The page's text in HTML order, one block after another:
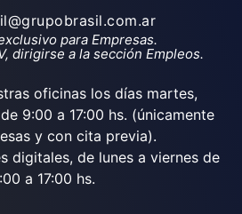
para Empresas.
dirigirse a la sección Empleos.
oficinas los días martes,
9:00 a 17:00 hs. (únicamente
y con cita previa).
digitales, de lunes a viernes de
a 17:00 hs.